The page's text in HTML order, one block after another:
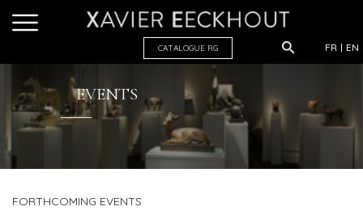
FR EN
CATALOGUE RG
EVENTS
FORTHCOMING EVENTS